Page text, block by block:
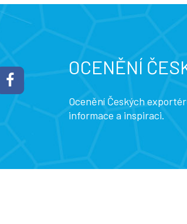
OCENĚNÍ
Ocenění Českých
informace a inspiraci.